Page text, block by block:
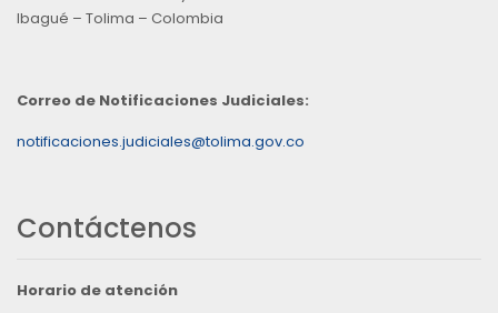
Ibagué – Tolima – Colombia
Correo de Notificaciones Judiciales:
notificaciones.judiciales@tolima.gov.co
Contáctenos
Horario de atención